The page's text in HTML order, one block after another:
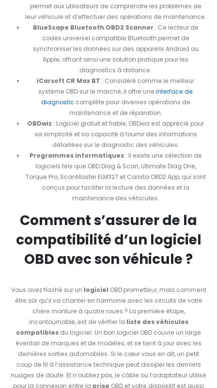
permet aux utilisateurs de comprendre les problèmes de
leur véhicule et d’effectuer des opérations de maintenance.
BlueScape Bluetooth OBD2 Scanner : Ce lecteur de
codes universel compatible Bluetooth permet de
synchroniser les données sur des appareils Android ou
Apple, offrant ainsi une solution pratique pour les
diagnostics à distance.
iCarsoft CR Max BT : Considéré comme le meilleur
système OBD sur le marché, il offre uneinterface de
diagnostic complète pour diverses opérations de
maintenance et de réparation.
OBDwiz : Logiciel gratuit et fiable, OBDwiz est apprécié pour
sa simplicité et sa capacité à fournir des informations
détaillées sur le diagnostic des véhicules.
Programmes informatiques: Il existe une sélection de
logiciels tels que OBD Diag & Scan, Ultimate Diag One,
Torque Pro, ScanMaster ELM327 et Carista OBD2 App, qui sont
conçus pour faciliter la lecture des données et la
maintenance des véhicules.
Comment s’assurer de la
compatibilité d’un logiciel
OBD avec son véhicule ?
Vous avez flashé sur un logiciel OBD prometteur, mais comment
être sûr qu’il va chanter en harmonie avec les circuits de votre
chère monture à quatre roues ? La première étape,
incontournable, est de vérifier la liste des véhicules
compatibles du logiciel. Un bon logiciel OBD couvre un large
éventail de marques et de modèles, et se tient à jour avec les
dernières sorties automobiles. Si le cœur vous en dit, un petit
coup de fil à l’assistance technique peut dissiper les derniers
nuages de doute. Et n’oubliez pas, le câble ou l’adaptateur utilisé
pour la connexion entre la prise OBD et votre dispositif est aussi